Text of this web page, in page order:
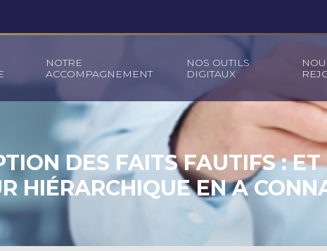
NOTRE
ACCOMPAGNEMENT
NOS OUTILS
DIGITAUX
DES FAITS FAUTIFS : ET
HIÉRARCHIQUE EN A